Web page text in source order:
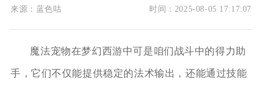
来源： 蓝色咕 时间： 2025-08-05 17:17:07
魔法宠物在梦幻西游中可是咱们战斗中的得力助
手，它们不仅能提供稳定的法术输出，还能通过技能